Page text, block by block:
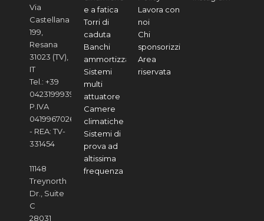
Via
Castellana
199,
Resana
31023 (TV),
IT
Tel.: +39
04231999391
P.IVA
04199670268
- REA: TV-
331454
11148
Treynorth
Dr., Suite
C
28031
e a fatica
Torri di
caduta
Banchi
ammortizzatori
Sistemi
multi
attuatore
Camere
climatiche
Sistemi di
prova ad
altissima
frequenza
Lavora con
noi
Chi
sponsorizziamo
Area
riservata